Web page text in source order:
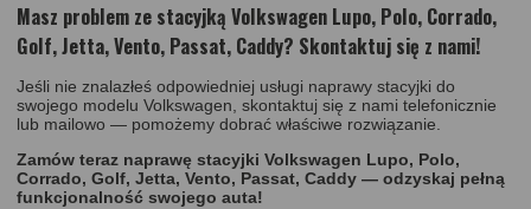
Masz problem ze stacyjką Volkswagen Lupo, Polo, Corrado,
Golf, Jetta, Vento, Passat, Caddy? Skontaktuj się z nami!
Jeśli nie znalazłeś odpowiedniej usługi naprawy stacyjki do
swojego modelu Volkswagen, skontaktuj się z nami telefonicznie
lub mailowo — pomożemy dobrać właściwe rozwiązanie.
Zamów teraz naprawę stacyjki Volkswagen Lupo, Polo,
Corrado, Golf, Jetta, Vento, Passat, Caddy — odzyskaj pełną
funkcjonalność swojego auta!